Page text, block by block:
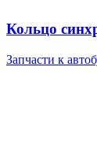
Кольцо
Запчасти к